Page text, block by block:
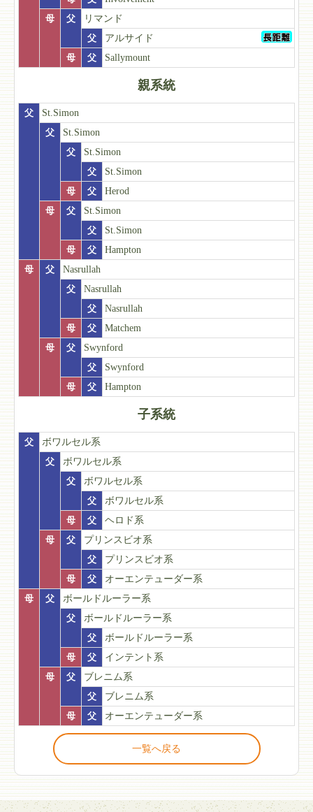
母
父
リマンド
父
アルサイド
母
父 Sallymount
親系統
父
St.Simon
父
St.Simon
父
St.Simon
父
St.Simon
母
父
Herod
母
父
St.Simon
父
St.Simon
母
父
Hampton
母
父
Nasrullah
父
Nasrullah
父
Nasrullah
母
父
Matchem
母
父
Swynford
父
Swynford
母
父 Hampton
子系統
父
ボワルセル系
父
ボワルセル系
父
ボワルセル系
父
ボワルセル系
母
父
ヘロド系
母
父
プリンスビオ系
父
プリンスビオ系
母
父
オーエンテューダー系
母
父
ボールドルーラー系
父
ボールドルーラー系
父
ボールドルーラー系
母
父
インテント系
母
父
ブレニム系
父
ブレニム系
母
父 オーエンテューダー系
一覧へ戻る